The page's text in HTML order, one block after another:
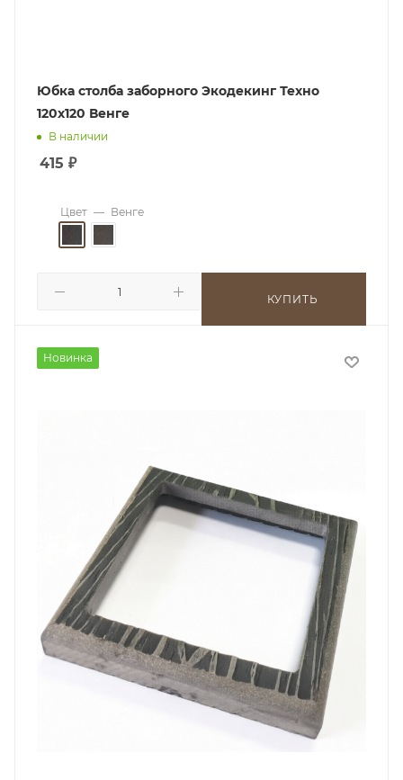
Юбка столба заборного Экодекинг Техно
120х120 Венге
В наличии
415 ₽
Цвет — Венге
КУПИТЬ
Новинка